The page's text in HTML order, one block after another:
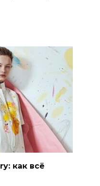
как всё